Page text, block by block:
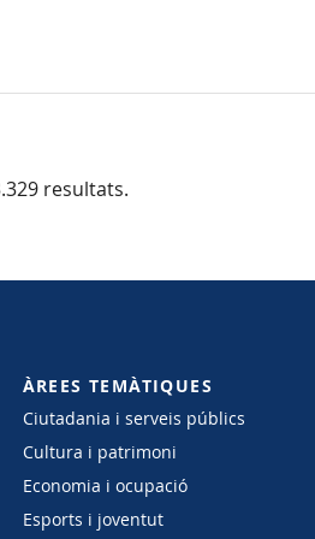
resultats.
ÀREES TEMÀTIQUES
Ciutadania i serveis públics
Cultura i patrimoni
Economia i ocupació
Esports i joventut